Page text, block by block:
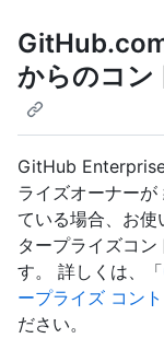
からのコン
GitHub
ライズオーナー
ている場合、お
タープライズコ
す。 詳しくは、「
ープライズ コン
ださい。